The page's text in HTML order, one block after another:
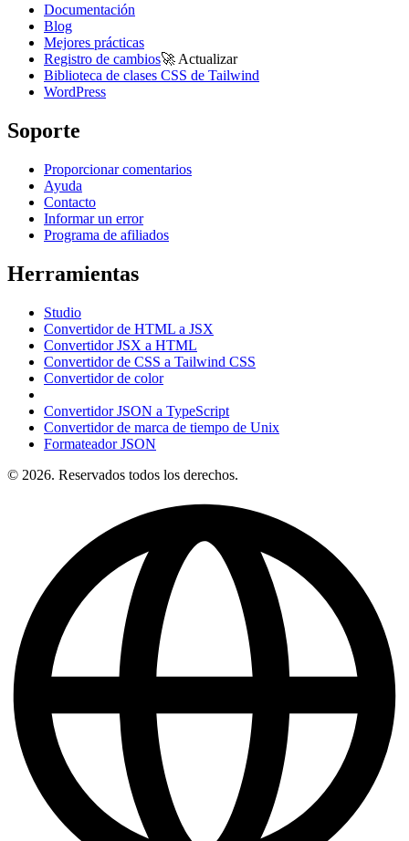
Documentación
Blog
Mejores prácticas
Registro de cambios🚀 Actualizar
Biblioteca de clases CSS de Tailwind
WordPress
Soporte
Proporcionar comentarios
Ayuda
Contacto
Informar un error
Programa de afiliados
Herramientas
Studio
Convertidor de HTML a JSX
Convertidor JSX a HTML
Convertidor de CSS a Tailwind CSS
Convertidor de color
Convertidor JSON a TypeScript
Convertidor de marca de tiempo de Unix
Formateador JSON
© 2026. Reservados todos los derechos.